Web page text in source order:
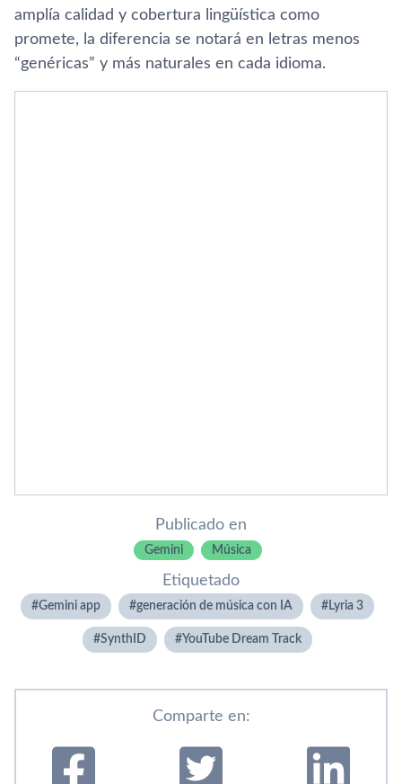
amplía calidad y cobertura lingüística como
promete, la diferencia se notará en letras menos
“genéricas” y más naturales en cada idioma.
Publicado en
Gemini Música
Etiquetado
Gemini app generación de música con IA Lyria 3
SynthID YouTube Dream Track
Comparte en: